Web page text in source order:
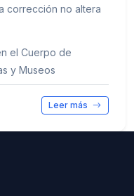
corrección no altera
el Cuerpo de
y Museos
Leer más